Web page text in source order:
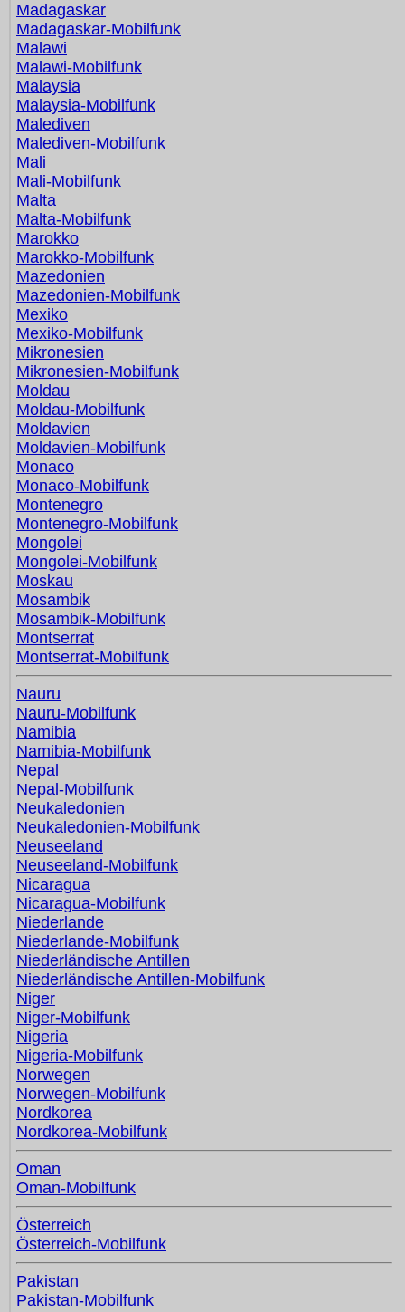
Madagaskar
Madagaskar-Mobilfunk
Malawi
Malawi-Mobilfunk
Malaysia
Malaysia-Mobilfunk
Malediven
Malediven-Mobilfunk
Mali
Mali-Mobilfunk
Malta
Malta-Mobilfunk
Marokko
Marokko-Mobilfunk
Mazedonien
Mazedonien-Mobilfunk
Mexiko
Mexiko-Mobilfunk
Mikronesien
Mikronesien-Mobilfunk
Moldau
Moldau-Mobilfunk
Moldavien
Moldavien-Mobilfunk
Monaco
Monaco-Mobilfunk
Montenegro
Montenegro-Mobilfunk
Mongolei
Mongolei-Mobilfunk
Moskau
Mosambik
Mosambik-Mobilfunk
Montserrat
Montserrat-Mobilfunk
Nauru
Nauru-Mobilfunk
Namibia
Namibia-Mobilfunk
Nepal
Nepal-Mobilfunk
Neukaledonien
Neukaledonien-Mobilfunk
Neuseeland
Neuseeland-Mobilfunk
Nicaragua
Nicaragua-Mobilfunk
Niederlande
Niederlande-Mobilfunk
Niederländische Antillen
Niederländische Antillen-Mobilfunk
Niger
Niger-Mobilfunk
Nigeria
Nigeria-Mobilfunk
Norwegen
Norwegen-Mobilfunk
Nordkorea
Nordkorea-Mobilfunk
Oman
Oman-Mobilfunk
Österreich
Österreich-Mobilfunk
Pakistan
Pakistan-Mobilfunk